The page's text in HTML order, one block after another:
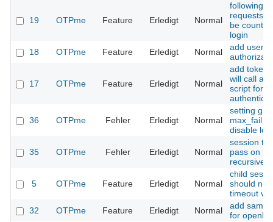
19 OTPme Feature Erledigt Normal
following
requests
be
login
18
OTPme Feature Erledigt Normal
add user
17 OTPme Feature Erledigt Normal
add token
will call an
script for
36 OTPme Fehler Erledigt Normal
setting
max_fail
disable
35 OTPme Fehler Erledigt Normal
session
pass on is
recursive
5 OTPme Feature Erledigt Normal
child
should not
timeout
32
OTPme Feature Erledigt Normal
add
for